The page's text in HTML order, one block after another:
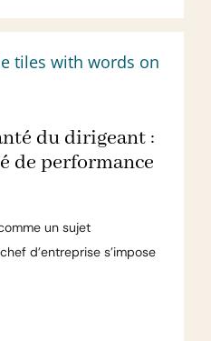
du dirigeant :
de performance
un sujet
d’entreprise s’impose